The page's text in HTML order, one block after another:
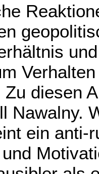
Zu diesen
Nawalny.
ein anti-